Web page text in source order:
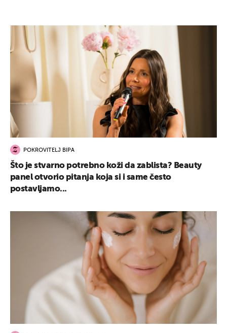
POKROVITELJ BIPA
Što je stvarno potrebno koži da zablista? Beauty
panel otvorio pitanja koja si i same često
postavljamo...